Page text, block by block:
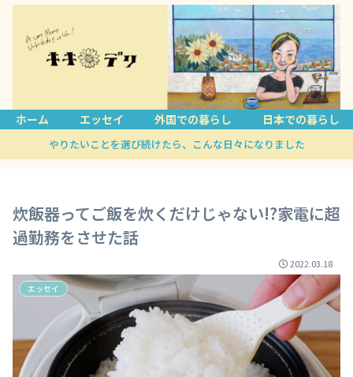
ホーム エッセイ 外国での暮らし 日本での暮らし
やりたいことを選び続けたら、こんな日々になりました
炊飯器ってご飯を炊くだけじゃない!?家電に超
過勤務をさせた話
2022.03.18
エッセイ